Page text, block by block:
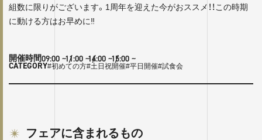
組数に限りがございます。1周年を迎えた今がおススメ！！この時期
に動ける方はお早めに‼
開催時間09:00 ~ /
11:00 ~ /
14:00 ~ /
15:00 ~
CATEGORY#初めての方#土日祝開催#平日開催#試食会
フェアに含まれるもの